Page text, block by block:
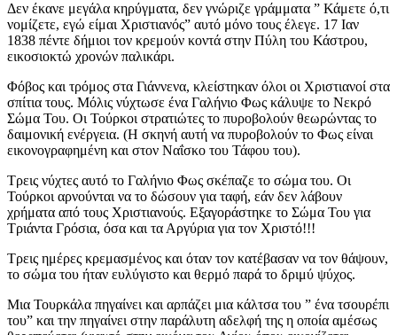
Δεν έκανε μεγάλα κηρύγματα, δεν γνώριζε γράμματα ” Κάμετε ό,τι
νομίζετε, εγώ είμαι Χριστιανός” αυτό μόνο τους έλεγε. 17 Ιαν
1838 πέντε δήμιοι τον κρεμούν κοντά στην Πύλη του Κάστρου,
εικοσιοκτώ χρονών παλικάρι.
Φόβος και τρόμος στα Γιάννενα, κλείστηκαν όλοι οι Χριστιανοί στα
σπίτια τους. Μόλις νύχτωσε ένα Γαλήνιο Φως κάλυψε το Νεκρό
Σώμα Του. Οι Τούρκοι στρατιώτες το πυροβολούν θεωρώντας το
δαιμονική ενέργεια. (Η σκηνή αυτή να πυροβολούν το Φως είναι
εικονογραφημένη και στον Ναΐσκο του Τάφου του).
Τρεις νύχτες αυτό το Γαλήνιο Φως σκέπαζε το σώμα του. Οι
Τούρκοι αρνούνται να το δώσουν για ταφή, εάν δεν λάβουν
χρήματα από τους Χριστιανούς. Εξαγοράστηκε το Σώμα Του για
Τριάντα Γρόσια, όσα και τα Αργύρια για τον Χριστό!!!
Τρεις ημέρες κρεμασμένος και όταν τον κατέβασαν να τον θάψουν,
το σώμα του ήταν ευλύγιστο και θερμό παρά το δριμύ ψύχος.
Μια Τουρκάλα πηγαίνει και αρπάζει μια κάλτσα του ” ένα τσουρέπι
του” και την πηγαίνει στην παράλυτη αδελφή της η οποία αμέσως